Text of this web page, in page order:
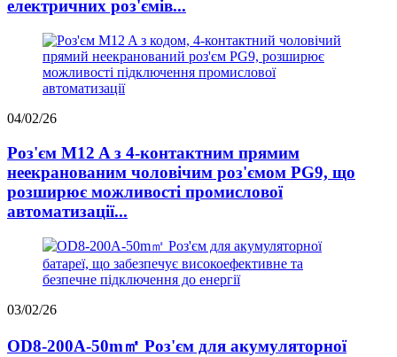
електричних роз'ємів...
04/02/26
Роз'єм M12 A з 4-контактним прямим
неекранованим чоловічим роз'ємом PG9, що
розширює можливості промислової
автоматизації...
03/02/26
OD8-200A-50m㎡ Роз'єм для акумуляторної